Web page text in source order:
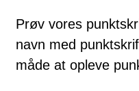
Prøv vores
navn med
måde at opleve